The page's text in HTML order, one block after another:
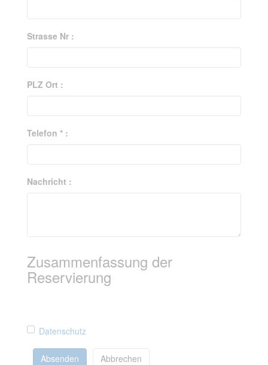
Strasse Nr :
PLZ Ort :
Telefon * :
Nachricht :
Zusammenfassung der
Reservierung
Datenschutz
Absenden Abbrechen